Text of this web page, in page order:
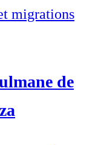
migrations
de